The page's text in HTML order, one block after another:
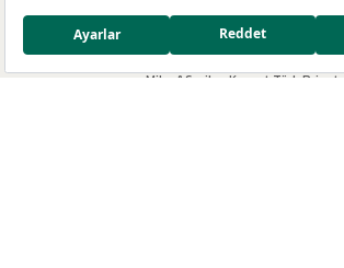
Kredi Kartları
Miles&Smiles Kuveyt Türk
Miles&Smiles Kuveyt Türk